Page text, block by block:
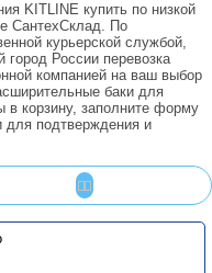
KITLINE купить по низкой
СантехСклад. По
курьерской службой,
России перевозка
компанией на ваш выбор
баки для
в корзину, заполните форму
для подтверждения и